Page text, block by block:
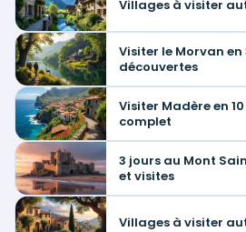
Villages à visiter
Visiter le Morvan
découvertes
Visiter Madère en
complet
3 jours au Mont
et visites
Villages à visiter